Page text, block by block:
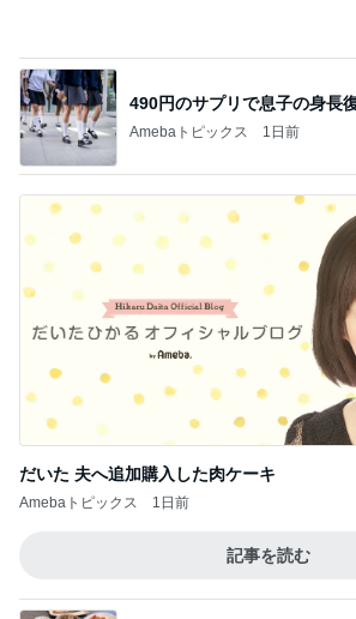
490円のサプリで息子の身長
Amebaトピックス 1日前
だいた 夫へ追加購入した肉ケーキ
Amebaトピックス 1日前
記事を読む